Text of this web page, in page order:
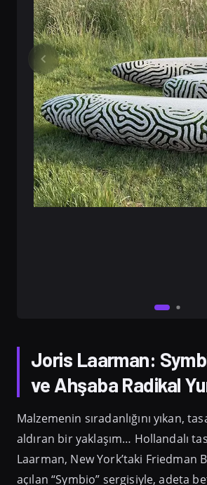
Joris Laarman:
ve Ahşaba Radikal
Malzemenin sıradanlığını yıkan,
aldıran bir yaklaşım… Hollandalı
Laarman, New York’taki Friedman
açılan “Symbio” sergisiyle, adeta